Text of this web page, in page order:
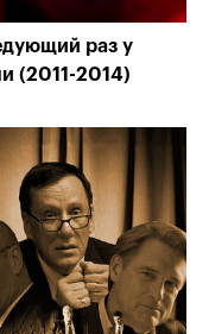
раз у
(2011-2014)